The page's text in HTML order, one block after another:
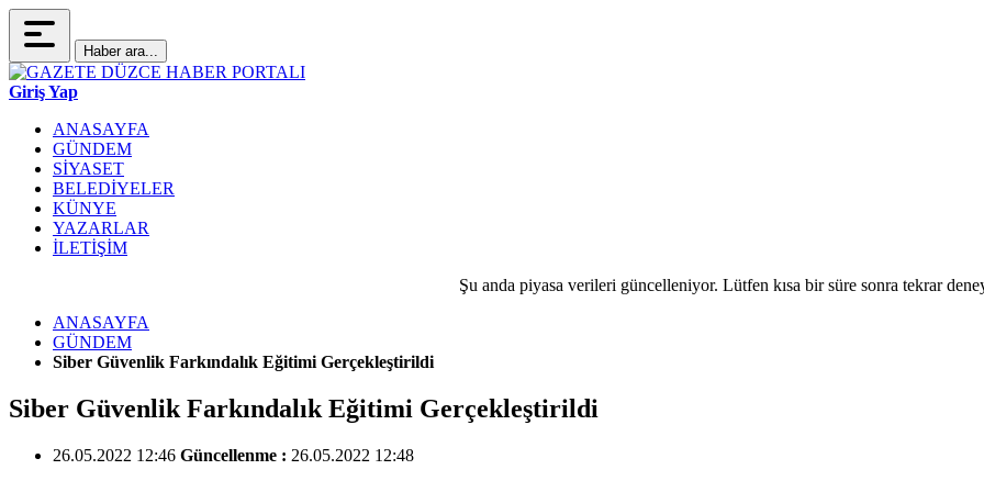
Haber ara...
Giriş Yap
ANASAYFA
GÜNDEM
SİYASET
BELEDİYELER
KÜNYE
YAZARLAR
İLETİŞİM
Şu anda piyasa verileri güncelleniyor. Lütfen kısa bir süre sonra tekrar
ANASAYFA
GÜNDEM
Siber Güvenlik Farkındalık Eğitimi Gerçekleştirildi
Siber Güvenlik Farkındalık Eğitimi Gerçekleştirildi
26.05.2022 12:46 Güncellenme : 26.05.2022 12:48